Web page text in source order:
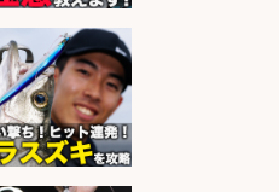
少なめ×
ッフ五日市
by 求人ボックス